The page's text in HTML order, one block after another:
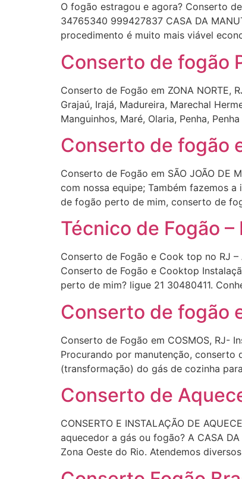
O fogão estragou e agora? Conserto
34765340 999427837 CASA DA
procedimento é muito mais viável
Conserto de fogão
Conserto de Fogão em ZONA NORTE,
Grajaú, Irajá, Madureira, Marechal
Manguinhos, Maré, Olaria, Penha,
Conserto de fogão
Conserto de Fogão em SÃO JOÃO DE
com nossa equipe; Também fazemos
de fogão perto de mim, conserto de
Técnico de Fogão
Conserto de Fogão e Cook top no RJ
Conserto de Fogão e Cooktop
perto de mim? ligue 21 30480411.
Conserto de fogão
Conserto de Fogão em COSMOS, RJ-
Procurando por manutenção, conserto
(transformação) do gás de cozinha
Conserto de
CONSERTO E INSTALAÇÃO DE
aquecedor a gás ou fogão? A CASA
Zona Oeste do Rio. Atendemos